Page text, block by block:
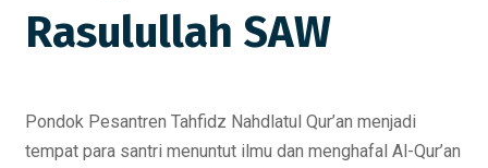
Rasulullah SAW
Pondok Pesantren Tahfidz Nahdlatul Qur’an menjadi
tempat para santri menuntut ilmu dan menghafal Al-Qur’an